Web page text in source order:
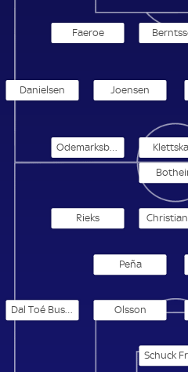
Faeroe
Danielsen Joensen
Odemarksbakken
Olsson
Dal Toé Busanello
Peña
Rieks